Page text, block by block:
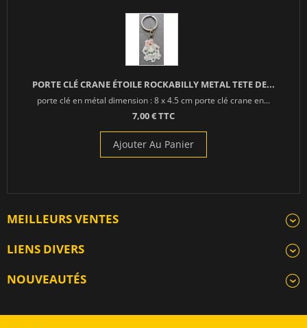
PORTE CLÉ CRANE ÉTOILE ROCKABILLY METAL TETE DE...
porte clé en métal dimension : 8 x 4.5 cm porte clé crane en...
7,00 € TTC
Ajouter Au Panier
MEILLEURS VENTES
LIENS DIVERS
NOUVEAUTÉS